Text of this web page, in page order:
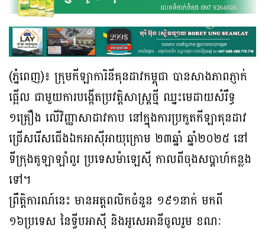
(ភ្នំពេញ)៖ ក្រុមកីឡាការិនីគុនដាវកម្ពុជា បានសាងភាពភ្ញាក់
ផ្អើល ជាមួយការបង្កើតប្រវត្តិសាស្ដ្រថ្មី ឈ្នះមេដាយសំរឹទ្ធ
១គ្រឿង លើវិញ្ញាសាដាវកាប នៅក្នុងការប្រកួតកីឡាគុនដាវ
ជ្រើសរើសជើងឯកអាស៊ីអាយុក្រោម ២៣ឆ្នាំ ឆ្នាំ២០២៥ នៅ
ទីក្រុងគូឡាឡាំពួរ ប្រទេសម៉ាឡេស៊ី កាលពីចុងសប្ដាហ៍កន្លង
ទៅ។
ព្រឹត្តិការណ៍នេះ មានអត្តពលិកចំនួន ១៩១នាក់ មកពី
១៦ប្រទេស នៃទ្វីបអាស៊ី និងអូសេអានីចូលរួម ខណៈ